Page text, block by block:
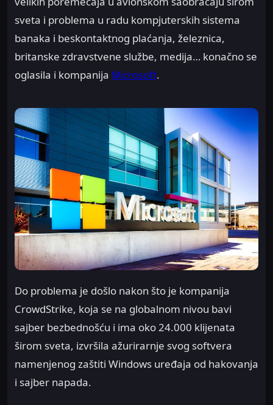
sveta i problema u radu kompjuterskih sistema
banaka i beskontaktnog plaćanja, železnica,
britanske zdravstvene službe, medija… konačno se
oglasila i kompanija Microsoft.
Do problema je došlo nakon što je kompanija
CrowdStrike, koja se na globalnom nivou bavi
sajber bezbednošću i ima oko 24.000 klijenata
širom sveta, izvršila ažurirarnje svog softvera
namenjenog zaštiti Windows uređaja od hakovanja
i sajber napada.